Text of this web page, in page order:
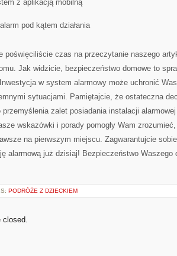
z aplikacją mobilną
pod kątem ​działania
poświęciliście czas na przeczytanie ‌naszego
Jak widzicie, ‍bezpieczeństwo domowe to
w ‍system alarmowy może uchronić
sytuacjami. Pamiętajcie, że ostateczna
przemyślenia zalet posiadania instalacji
wskazówki i porady pomogły⁣ Wam
na pierwszym miejscu. ⁤Zagwarantujcie
alarmową już dzisiaj! Bezpieczeństwo Waszego
PODRÓŻE Z DZIECKIEM
closed.